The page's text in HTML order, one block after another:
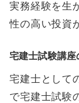
実務経験を生
性の高い投資
宅建士試験講座
宅建士として
で宅建士試験